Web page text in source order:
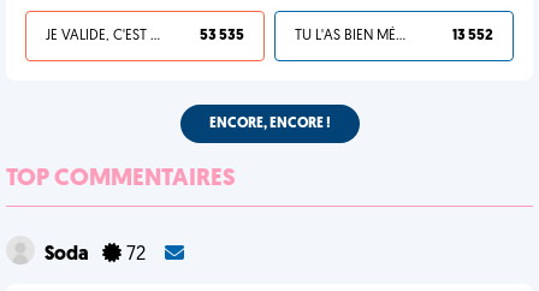
JE VALIDE, C'EST UNE VDM 53 535 TU L'AS BIEN MÉRITÉ 13 552
ENCORE, ENCORE !
TOP COMMENTAIRES
Soda 72